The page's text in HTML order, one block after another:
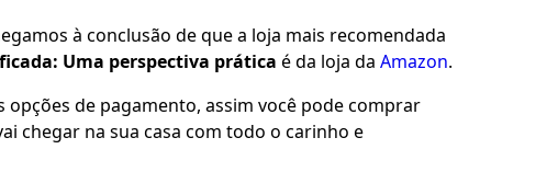
à conclusão de que a loja mais recomendada
Uma perspectiva prática é da loja da Amazon.
de pagamento, assim você pode comprar
chegar na sua casa com todo o carinho e